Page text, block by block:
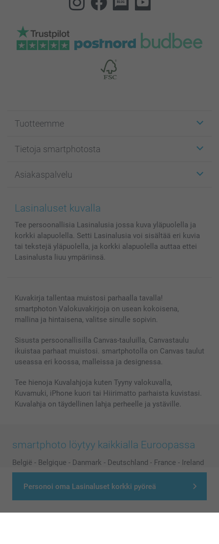
Personoi oma Lasinaluset korkki pyöreä
Tuotteemme
Kuvakortit
Kuvakirjat
Valokuvat, Julisteet & Taskukirjat
MyNameBook
Kuvakalenterit & Päivyrit
Valokuvakehykset & Lisätarvikkeet
Tietoja smartphotosta
Affiliate ohjelma
Evästekäytäntö
Ehdot/takuut
Investor Relations
Asiakaspalvelu
100% tyytyväisyystakuu
Hinnat & maksutavat
Tilausten tila
Lasinaluset kuvalla
Tee persoonallisia Lasinalusia jossa kuva yläpuolella ja
korkki alapuolella. Setti Lasinalusia voi sisältää eri kuvia
tai tekstejä yläpuolella, ja korkki alapuolella auttaa ettei
Lasinalusta liuu ympäriinsä.
Kuvakirja tallentaa muistosi parhaalla tavalla!
smartphoton Valokuvakirjoja on usean kokoisena,
mallina ja hintaisena, valitse sinulle sopivin.
Sisusta persoonallisilla Canvas-tauluilla, Canvastaulu
ikuistaa parhaat muistosi. smartphotolla on Canvas taulut
useassa eri koossa, malleissa ja designessa.
Tee hienoja Kuvalahjoja kuten Tyyny valokuvalla,
Kuvamuki, iPhone kuori tai Hiirimatto parhaista kuvistasi.
Kuvalahja on täydellinen lahja perheelle ja ystäville.
smartphoto löytyy kaikkialla Euroopassa
België - Belgique - Danmark - Deutschland - France - Ireland
- Nederland - Norge - Österreich - Schweiz - Suisse -
Switzerland - Suomi - Sverige - United Kingdom
Other Countries